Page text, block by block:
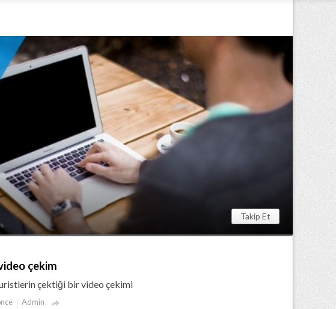
Takip Et
çekim
çektiği bir video çekimi
Admin 